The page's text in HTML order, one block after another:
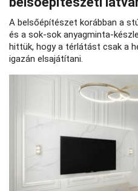
A belsőépítészet korábban a
és a sok-sok anyagminta-
hittük, hogy a térlátást csak a
igazán elsajátítani.